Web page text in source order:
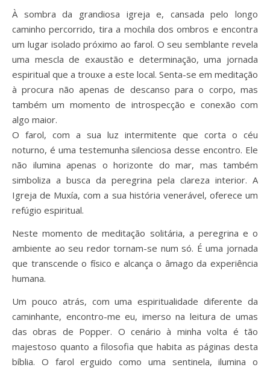
À sombra da grandiosa igreja e, cansada pelo longo
caminho percorrido, tira a mochila dos ombros e encontra
um lugar isolado próximo ao farol. O seu semblante revela
uma mescla de exaustão e determinação, uma jornada
espiritual que a trouxe a este local. Senta-se em meditação
à procura não apenas de descanso para o corpo, mas
também um momento de introspecção e conexão com
algo maior.
O farol, com a sua luz intermitente que corta o céu
noturno, é uma testemunha silenciosa desse encontro. Ele
não ilumina apenas o horizonte do mar, mas também
simboliza a busca da peregrina pela clareza interior. A
Igreja de Muxía, com a sua história venerável, oferece um
refúgio espiritual.
Neste momento de meditação solitária, a peregrina e o
ambiente ao seu redor tornam-se num só. É uma jornada
que transcende o físico e alcança o âmago da experiência
humana.
Um pouco atrás, com uma espiritualidade diferente da
caminhante, encontro-me eu, imerso na leitura de umas
das obras de Popper. O cenário à minha volta é tão
majestoso quanto a filosofia que habita as páginas desta
bíblia. O farol erguido como uma sentinela, ilumina o